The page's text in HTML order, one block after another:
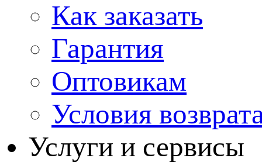
Как заказать
Гарантия
Оптовикам
Условия
Услуги и сервисы